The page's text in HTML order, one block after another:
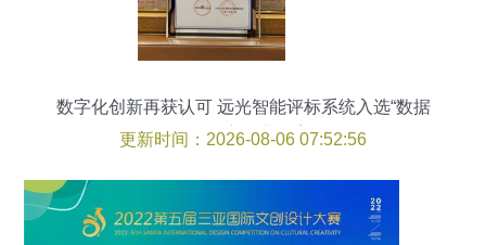
数字化创新再获认可 远光智能评标系统入选“数据
驱动软件应用典型案例”
更新时间：2026-08-06 07:52:56